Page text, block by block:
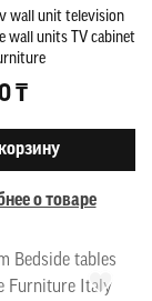
wall unit television
wall units TV cabinet
₸
о товаре